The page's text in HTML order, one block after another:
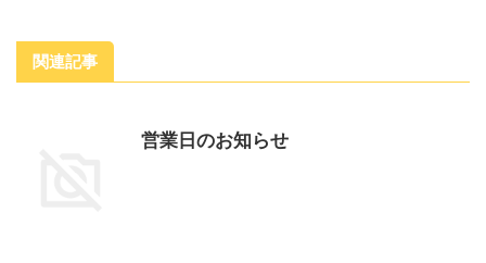
関連記事
営業日のお知らせ